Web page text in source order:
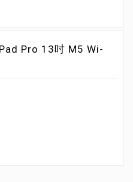
Pro 13吋 M5 Wi-